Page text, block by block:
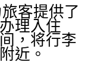
客提供了
理入住
，将行李
近。